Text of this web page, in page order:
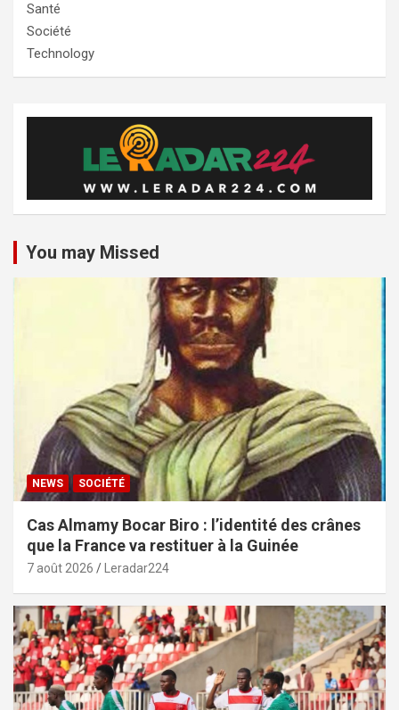
Santé
Société
Technology
You may Missed
NEWS SOCIÉTÉ
Cas Almamy Bocar Biro : l’identité des crânes
que la France va restituer à la Guinée
7 août 2026 Leradar224